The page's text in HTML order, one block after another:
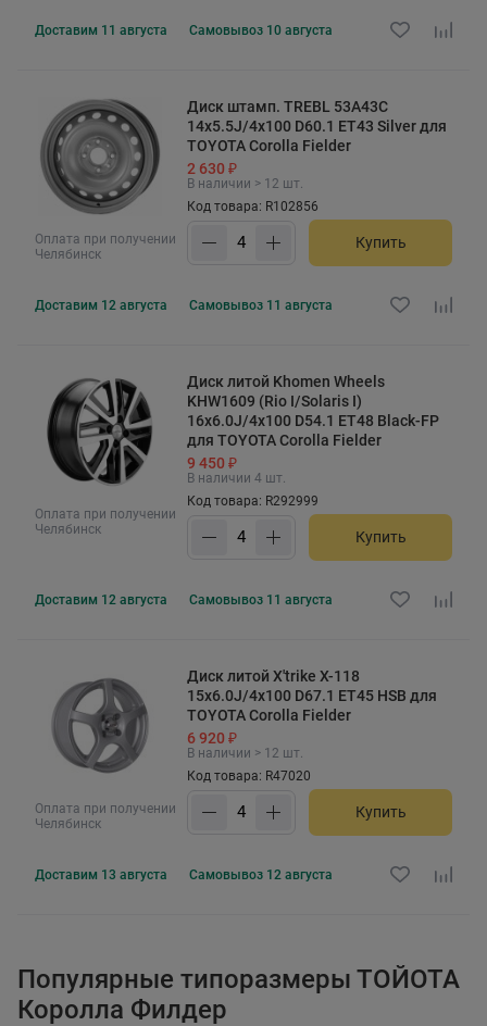
Доставим 11 августа Самовывоз 10 августа
Оплата при получении
Челябинск
Диск штамп. TREBL 53A43C
14x5.5J/4x100 D60.1 ET43 Silver для
TOYOTA Corolla Fielder
2 630 ₽
В наличии > 12 шт.
Код товара: R102856
Купить
Доставим 12 августа Самовывоз 11 августа
Оплата при получении
Челябинск
Диск литой Khomen Wheels
KHW1609 (Rio I/Solaris I)
16x6.0J/4x100 D54.1 ET48 Black-FP
для TOYOTA Corolla Fielder
9 450 ₽
В наличии 4 шт.
Код товара: R292999
Купить
Доставим 12 августа Самовывоз 11 августа
Оплата при получении
Челябинск
Диск литой X'trike X-118
15x6.0J/4x100 D67.1 ET45 HSB для
TOYOTA Corolla Fielder
6 920 ₽
В наличии > 12 шт.
Код товара: R47020
Купить
Доставим 13 августа Самовывоз 12 августа
Популярные типоразмеры ТОЙОТА
Королла Филдер